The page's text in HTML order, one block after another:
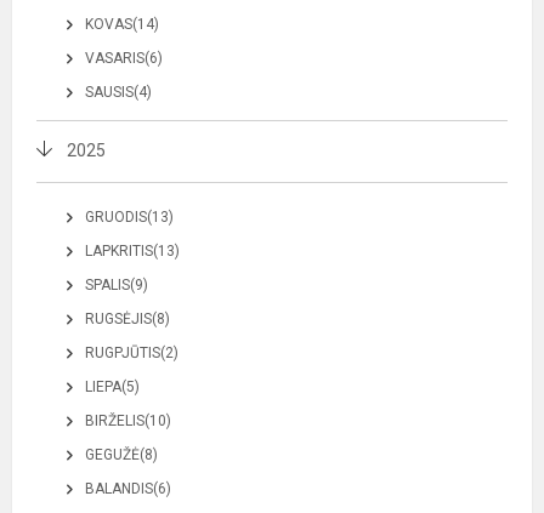
KOVAS(14)
VASARIS(6)
SAUSIS(4)
2025
GRUODIS(13)
LAPKRITIS(13)
SPALIS(9)
RUGSĖJIS(8)
RUGPJŪTIS(2)
LIEPA(5)
BIRŽELIS(10)
GEGUŽĖ(8)
BALANDIS(6)